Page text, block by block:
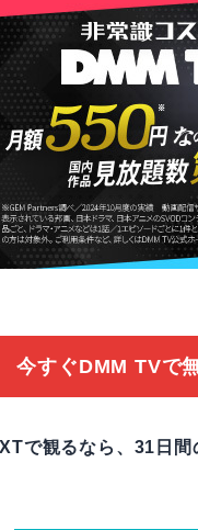
今すぐDMM TVで
で観るなら、31日